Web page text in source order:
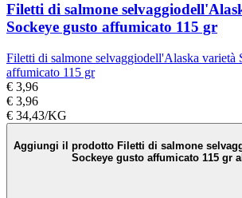
Filetti di salmone
Sockeye gusto affumicato 115 gr
Filetti di salmone selvaggiodell'Alaska varietà
affumicato 115 gr
€ 3,96
€ 3,96
€ 34,43/KG
Aggiungi il prodotto Filetti di salmone
Sockeye gusto affumicato 115 gr